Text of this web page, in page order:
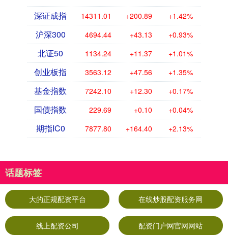
深证成指 14311.01 +200.89 +1.42%
沪深300 4694.44 +43.13 +0.93%
北证50 1134.24 +11.37 +1.01%
创业板指 3563.12 +47.56 +1.35%
基金指数 7242.10 +12.30 +0.17%
国债指数 229.69 +0.10 +0.04%
期指IC0 7877.80 +164.40 +2.13%
话题标签
大的正规配资平台 在线炒股配资服务网
线上配资公司 配资门户网官网网站